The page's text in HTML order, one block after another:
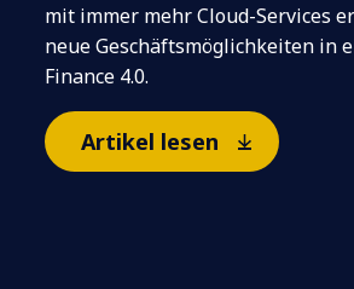
mit immer mehr Cloud-Services
neue Geschäftsmöglichkeiten in
Finance 4.0.
Artikel lesen